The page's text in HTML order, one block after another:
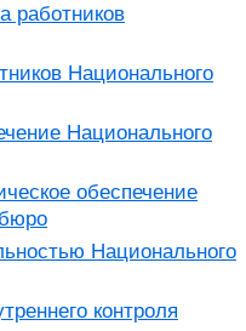
работников
Национального
Национального
обеспечение
Национального
контроля